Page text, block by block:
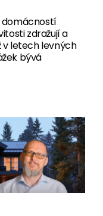
domácností
zdražují a
v letech levných
bývá